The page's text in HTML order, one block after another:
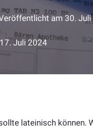
am30.
17. Juli 2024
lateinisch können.